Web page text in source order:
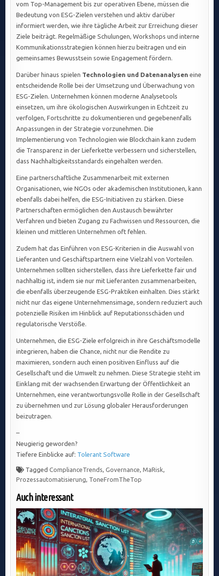
vom Top-Management bis zur operativen Ebene, müssen die
Bedeutung von ESG-Zielen verstehen und aktiv darüber
informiert werden, wie ihre tägliche Arbeit zur Erreichung dieser
Ziele beiträgt. Regelmäßige Schulungen, Workshops und interne
Kommunikationsstrategien können hierzu beitragen und ein
gemeinsames Bewusstsein sowie Engagement fördern.
Darüber hinaus spielen Technologien und Datenanalysen eine
entscheidende Rolle bei der Umsetzung und Überwachung von
ESG-Zielen. Unternehmen können moderne Analysetools
einsetzen, um ihre ökologischen Auswirkungen in Echtzeit zu
verfolgen, Fortschritte zu dokumentieren und gegebenenfalls
Anpassungen in der Strategie vorzunehmen. Die
Implementierung von Technologien wie Blockchain kann zudem
die Transparenz in der Lieferkette verbessern und sicherstellen,
dass Nachhaltigkeitsstandards eingehalten werden.
Eine partnerschaftliche Zusammenarbeit mit externen
Organisationen, wie NGOs oder akademischen Institutionen, kann
ebenfalls dabei helfen, die ESG-Initiativen zu stärken. Diese
Partnerschaften ermöglichen den Austausch bewährter
Verfahren und bieten Zugang zu Fachwissen und Ressourcen, die
kleinen und mittleren Unternehmen oft fehlen.
Zudem hat das Einführen von ESG-Kriterien in die Auswahl von
Lieferanten und Geschäftspartnern eine Vielzahl von Vorteilen.
Unternehmen sollten sicherstellen, dass ihre Lieferkette fair und
nachhaltig ist, indem sie nur mit Lieferanten zusammenarbeiten,
die ebenfalls überzeugende ESG-Praktiken einhalten. Dies stärkt
nicht nur das eigene Unternehmensimage, sondern reduziert auch
potenzielle Risiken im Hinblick auf Reputationsschäden und
regulatorische Verstöße.
Unternehmen, die ESG-Ziele erfolgreich in ihre Geschäftsmodelle
integrieren, haben die Chance, nicht nur die Rendite zu
maximieren, sondern auch einen positiven Einfluss auf die
Gesellschaft und die Umwelt zu nehmen. Diese Strategie steht im
Einklang mit der wachsenden Erwartung der Öffentlichkeit an
Unternehmen, eine verantwortungsvolle Rolle in der Gesellschaft
zu übernehmen und zur Lösung globaler Herausforderungen
beizutragen.
–
Neugierig geworden?
Tiefere Einblicke auf: Tolerant Software
TaggedComplianceTrends,Governance,MaRisk,
Prozessautomatisierung, ToneFromTheTop
Auch interessant